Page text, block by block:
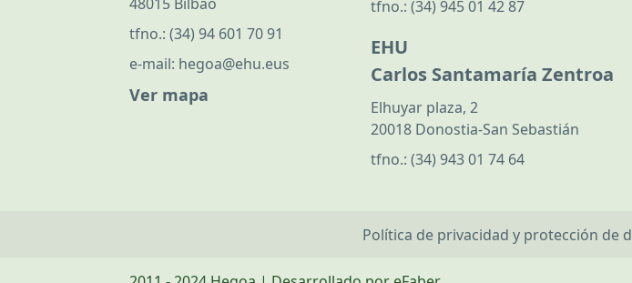
tfno.: (34) 94 601 70 91
e-mail: hegoa@ehu.eus
Ver mapa
tfno.: (34) 945 01 42 87
EHU
Carlos Santamaría Zentroa
Elhuyar plaza, 2
20018 Donostia-San Sebastián
tfno.: (34) 943 01 74 64
Política de privacidad y protección de